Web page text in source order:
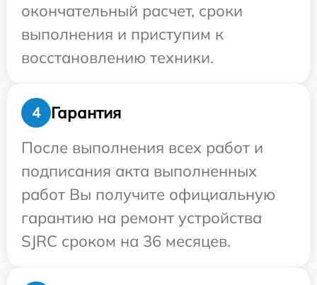
окончательный расчет, сроки
выполнения и приступим к
восстановлению техники.
4
Гарантия
После выполнения всех работ и
подписания акта выполненных
работ Вы получите официальную
гарантию на ремонт устройства
SJRC сроком на 36 месяцев.